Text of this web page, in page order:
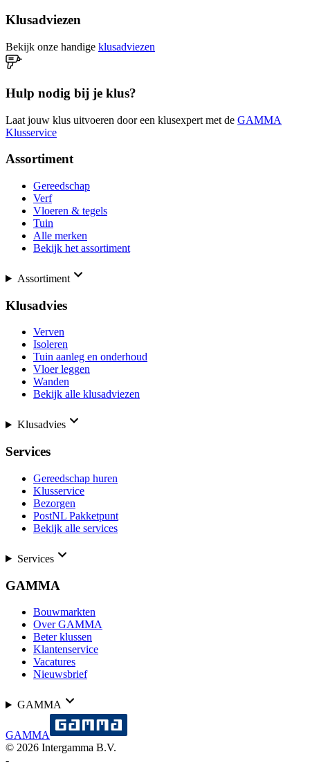
Klusadviezen
Bekijk onze handige klusadviezen
Hulp nodig bij je klus?
Laat jouw klus uitvoeren door een klusexpert met de GAMMA
Klusservice
Assortiment
Gereedschap
Verf
Vloeren & tegels
Tuin
Alle merken
Bekijk het assortiment
Assortiment
Klusadvies
Verven
Isoleren
Tuin aanleg en onderhoud
Vloer leggen
Wanden
Bekijk alle klusadviezen
Klusadvies
Services
Gereedschap huren
Klusservice
Bezorgen
PostNL Pakketpunt
Bekijk alle services
Services
GAMMA
Bouwmarkten
Over GAMMA
Beter klussen
Klantenservice
Vacatures
Nieuwsbrief
GAMMA
GAMMA
© 2026 Intergamma B.V.
-